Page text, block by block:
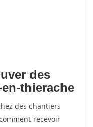
des
thierache
des chantiers
recevoir